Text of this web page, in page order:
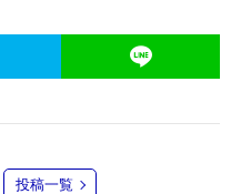
投稿一覧